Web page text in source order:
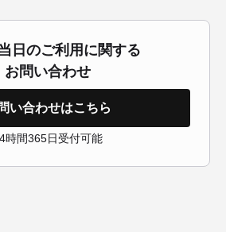
日のご利用に関する
お問い合わせ
い合わせはこちら
時間365日受付可能